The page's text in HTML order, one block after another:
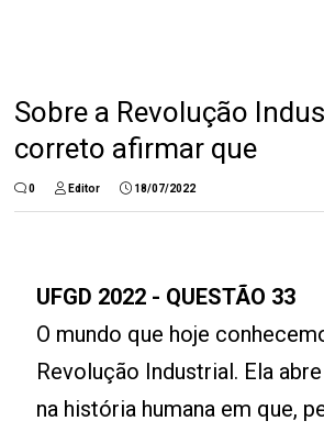
Sobre a Revolução
correto afirmar que
0 Editor 18/07/2022
UFGD 2022 - QUESTÃO 33
O mundo que hoje
Revolução Industrial. Ela
na história humana em que,